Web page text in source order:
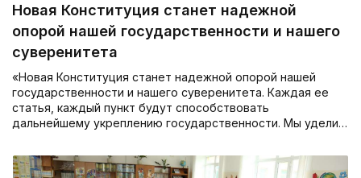
Новая Конституция станет надежной
опорой нашей государственности и нашего
суверенитета
«Новая Конституция станет надежной опорой нашей
государственности и нашего суверенитета. Каждая ее
статья, каждый пункт будут способствовать
дальнейшему укреплению государственности. Мы удели…